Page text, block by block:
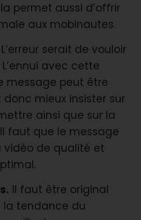
permet aussi d’offrir
aux mobinautes.
L’erreur serait de vouloir
avec cette
message peut être
mieux insister sur
ainsi que sur la
faut que le message
vidéo de qualité et
Il faut être original
la tendance du